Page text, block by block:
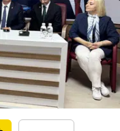
Burdur
Bursa
Çanakkale
Çankırı
Çorum